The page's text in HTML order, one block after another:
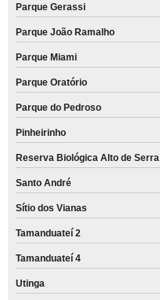
Parque Gerassi
Parque João Ramalho
Parque Miami
Parque Oratório
Parque do Pedroso
Pinheirinho
Reserva Biológica Alto de Serra
Santo André
Sítio dos Vianas
Tamanduateí 2
Tamanduateí 4
Utinga